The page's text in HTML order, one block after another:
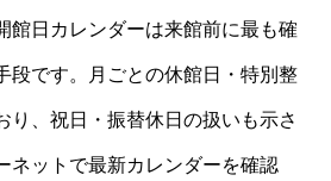
館日カレンダーは来館前に最も確
段です。月ごとの休館日・特別整
り、祝日・振替休日の扱いも示さ
ネットで最新カレンダーを確認